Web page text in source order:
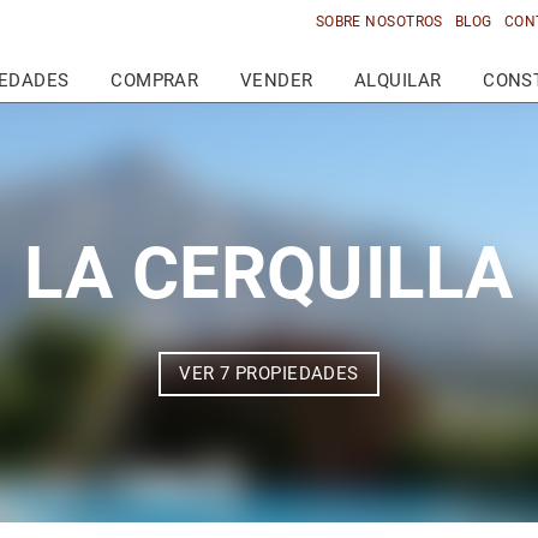
SOBRE NOSOTROS BLOG
COMPRAR VENDER ALQUILAR
LA CERQUILLA
VER 7 PROPIEDADES